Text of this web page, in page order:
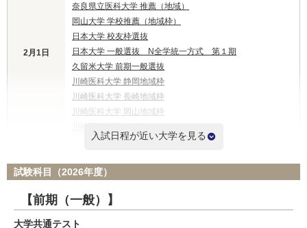
2月1日
奈良県立医科大学 推薦（地域）
岡山大学 学校推薦（地域枠）
日本大学 校友枠選抜
日本大学 一般選抜 N全学統一方式 第１期
久留米大学 前期一般選抜
川崎医科大学 静岡地域枠
川崎医科大学 長崎地域枠
川崎医科大学 岡山地域枠
国際医療福祉大学 一般前期
杏林大学 外国人留学生選抜
杏林大学 東京都地域枠選抜
杏林大学 新潟県地域枠選抜
杏林大学 群馬県地域枠
入試日程が近い大学を見る
試験科目（2026年度）
【前期（一般）】
大学共通テスト